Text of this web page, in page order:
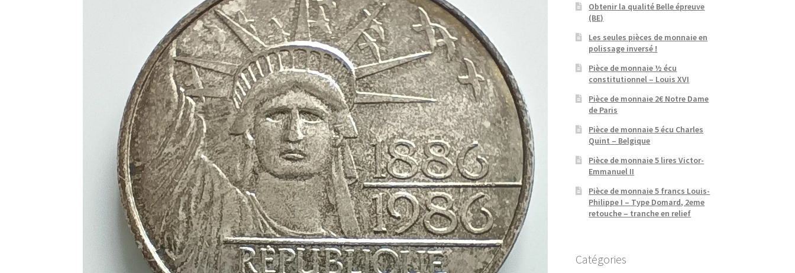
Obtenir la qualité Belle épreuve
(BE)
Les seules pièces de monnaie en
polissage inversé !
Pièce de monnaie ½ écu
constitutionnel – Louis XVI
Pièce de monnaie 2€ Notre Dame
de Paris
Pièce de monnaie 5 écu Charles
Quint – Belgique
Pièce de monnaie 5 lires Victor-
Emmanuel II
Pièce de monnaie 5 francs Louis-
Philippe I – Type Domard, 2eme
retouche – tranche en relief
Catégories